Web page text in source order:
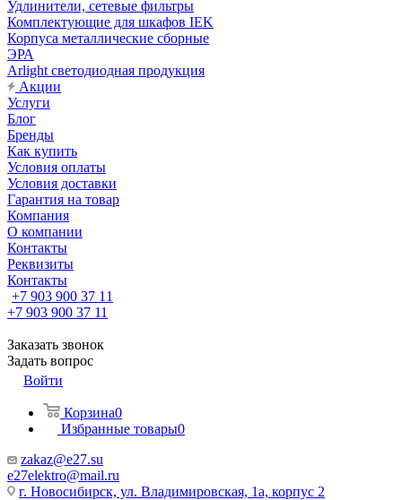
Удлинители, сетевые фильтры
Комплектующие для шкафов IEK
Корпуса металлические сборные
ЭРА
Arlight светодиодная продукция
Акции
Услуги
Блог
Бренды
Как купить
Условия оплаты
Условия доставки
Гарантия на товар
Компания
О компании
Контакты
Реквизиты
Контакты
+7 903 900 37 11
+7 903 900 37 11
Заказать звонок
Задать вопрос
Войти
Корзина0
Избранные товары0
zakaz@e27.su
e27elektro@mail.ru
г. Новосибирск, ул. Владимировская, 1а, корпус 2